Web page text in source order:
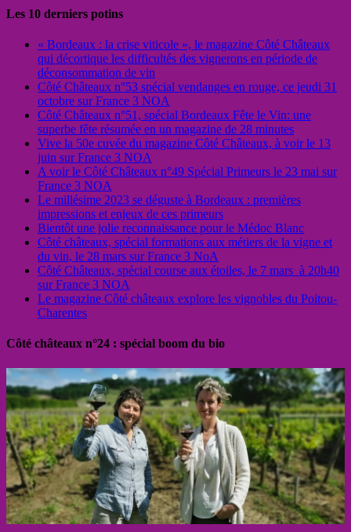
Les 10 derniers potins
« Bordeaux : la crise viticole », le magazine Côté Châteaux
qui décortique les difficultés des vignerons en période de
déconsommation de vin
Côté Châteaux n°53 spécial vendanges en rouge, ce jeudi 31
octobre sur France 3 NOA
Côté Châteaux n°51, spécial Bordeaux Fête le Vin: une
superbe fête résumée en un magazine de 28 minutes
Vive la 50e cuvée du magazine Côté Châteaux, à voir le 13
juin sur France 3 NOA
A voir le Côté Châteaux n°49 Spécial Primeurs le 23 mai sur
France 3 NOA
Le millésime 2023 se déguste à Bordeaux : premières
impressions et enjeux de ces primeurs
Bientôt une jolie reconnaissance pour le Médoc Blanc
Côté châteaux, spécial formations aux métiers de la vigne et
du vin, le 28 mars sur France 3 NoA
Côté Châteaux, spécial course aux étoiles, le 7 mars à 20h40
sur France 3 NOA
Le magazine Côté châteaux explore les vignobles du Poitou-
Charentes
Côté châteaux n°24 : spécial boom du bio